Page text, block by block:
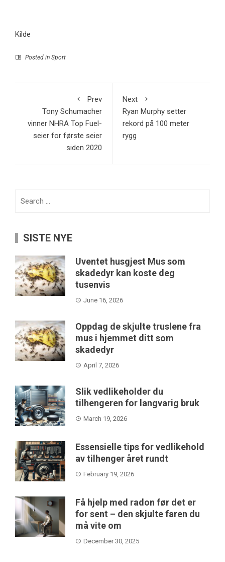
Kilde
Posted in Sport
Prev
Tony Schumacher
vinner NHRA Top Fuel-
seier for første seier
siden 2020
Next
Ryan Murphy setter
rekord på 100 meter
rygg
SISTE NYE
Uventet husgjest Mus som
skadedyr kan koste deg
tusenvis
June 16, 2026
Oppdag de skjulte truslene fra
mus i hjemmet ditt som
skadedyr
April 7, 2026
Slik vedlikeholder du
tilhengeren for langvarig bruk
March 19, 2026
Essensielle tips for vedlikehold
av tilhenger året rundt
February 19, 2026
Få hjelp med radon før det er
for sent – den skjulte faren du
må vite om
December 30, 2025